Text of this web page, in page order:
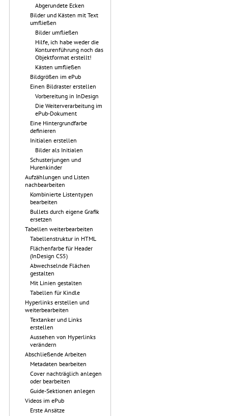
Abgerundete Ecken
Bilder und Kästen mit Text
umfließen
Bilder umfließen
Hilfe, ich habe weder die
Konturenführung noch das
Objektformat erstellt!
Kästen umfließen
Bildgrößen im ePub
Einen Bildraster erstellen
Vorbereitung in InDesign
Die Weiterverarbeitung im
ePub-Dokument
Eine Hintergrundfarbe
definieren
Initialen erstellen
Bilder als Initialen
Schusterjungen und
Hurenkinder
Aufzählungen und Listen
nachbearbeiten
Kombinierte Listentypen
bearbeiten
Bullets durch eigene Grafik
ersetzen
Tabellen weiterbearbeiten
Tabellenstruktur in HTML
Flächenfarbe für Header
(InDesign CS5)
Abwechselnde Flächen
gestalten
Mit Linien gestalten
Tabellen für Kindle
Hyperlinks erstellen und
weiterbearbeiten
Textanker und Links
erstellen
Aussehen von Hyperlinks
verändern
Abschließende Arbeiten
Metadaten bearbeiten
Cover nachträglich anlegen
oder bearbeiten
Guide-Sektionen anlegen
Videos im ePub
Erste Ansätze